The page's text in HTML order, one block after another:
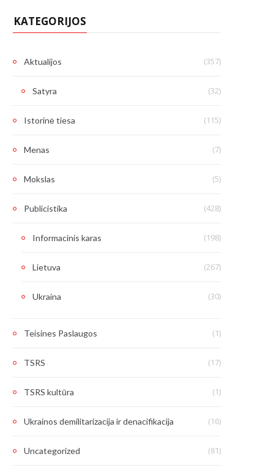
KATEGORIJOS
Aktualijos (357)
Satyra (32)
Istorinė tiesa (115)
Menas (7)
Mokslas (5)
Publicistika (428)
Informacinis karas (198)
Lietuva (267)
Ukraina (30)
Teisines Paslaugos (1)
TSRS (17)
TSRS kultūra (1)
Ukrainos demilitarizacija ir denacifikacija (16)
Uncategorized (81)